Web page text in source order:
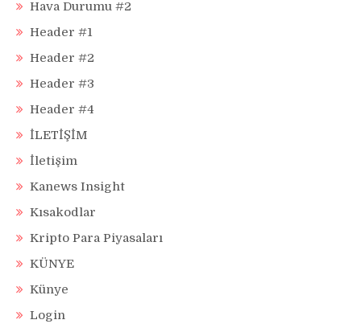
Hava Durumu #2
Header #1
Header #2
Header #3
Header #4
İLETİŞİM
İletişim
Kanews Insight
Kısakodlar
Kripto Para Piyasaları
KÜNYE
Künye
Login